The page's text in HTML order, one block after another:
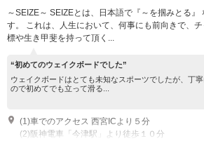
～SEIZE～ SEIZEとは、日本語で『～を掴みとる』
す。 これは、人生において、何事にも前向きで、
標や生き甲斐を持って頂く...
“初めてのウェイクボードでした”
ウェイクボードはとても未知なスポーツでしたが、丁
ので初めてでも立って滑る...
(1)車でのアクセス 西宮ICより５分
(2)阪神電車「今津駅」より徒歩１０分